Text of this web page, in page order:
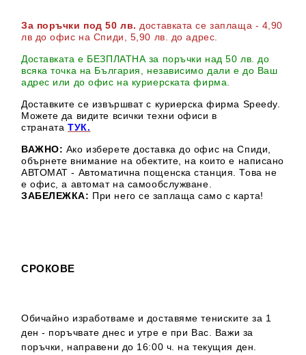
За поръчки под 50 лв. доставката се заплаща - 4,90
лв до офис на Спиди
, 5,90 лв. до адрес
Доставката е БЕЗПЛАТНА за поръчки над 50 лв. до
всяка точка на България, независимо дали е до Ваш
адрес или до офис на куриерската фирма.
Доставките се извършват с куриерска фирма Speedy.
Можете да видите всички техни офиси в
страната ТУК.
ВАЖНО: Ако изберете доставка до офис на Спиди,
обърнете внимание на обектите, на които е написано
АВТОМАТ - Автоматична пощенска станция. Това не
е офис, а автомат на самообслужване.
ЗАБЕЛЕЖКА: При него се заплаща само с карта!
СРОКОВЕ
Обичайно изработваме и доставяме тениските за 1
ден - поръчвате днес и утре е при Вас. Важи за
поръчки, направени до 16:00 ч. на текущия ден.